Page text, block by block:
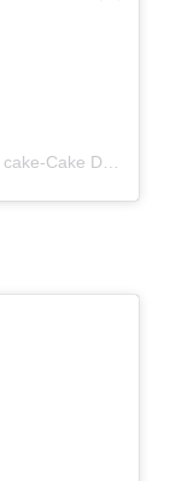
Une publication partagée par Wedding cake-Cake Desing (@wedding_cake_paradis)